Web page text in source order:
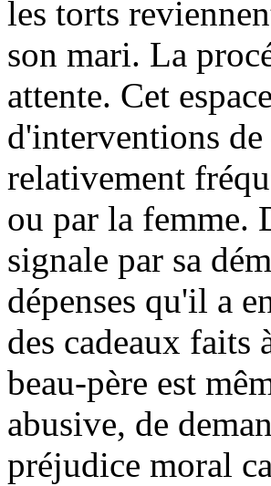
les torts
son mari. La
attente. Cet
d'interventions
relativement
ou par la femme.
signale par sa
dépenses qu'il a
des cadeaux
beau-père est
abusive, de
préjudice moral